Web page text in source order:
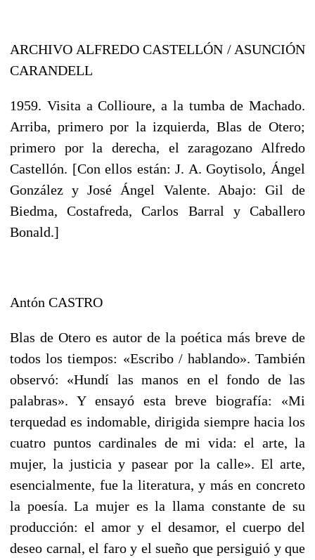
ARCHIVO ALFREDO CASTELLÓN / ASUNCIÓN
CARANDELL
1959. Visita a Collioure, a la tumba de Machado.
Arriba, primero por la izquierda, Blas de Otero;
primero por la derecha, el zaragozano Alfredo
Castellón. [Con ellos están: J. A. Goytisolo, Ángel
González y José Ángel Valente. Abajo: Gil de
Biedma, Costafreda, Carlos Barral y Caballero
Bonald.]
Antón CASTRO
Blas de Otero es autor de la poética más breve de
todos los tiempos: «Escribo / hablando». También
observó: «Hundí las manos en el fondo de las
palabras». Y ensayó esta breve biografía: «Mi
terquedad es indomable, dirigida siempre hacia los
cuatro puntos cardinales de mi vida: el arte, la
mujer, la justicia y pasear por la calle». El arte,
esencialmente, fue la literatura, y más en concreto
la poesía. La mujer es la llama constante de su
producción: el amor y el desamor, el cuerpo del
deseo carnal, el faro y el sueño que persiguió y que